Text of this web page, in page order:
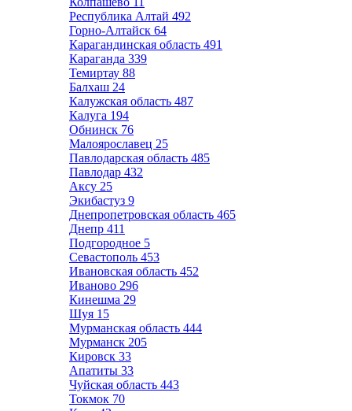
Республика Алтай 492
Горно-Алтайск 64
Карагандинская область 491
Караганда 339
Темиртау 88
Балхаш 24
Калужская область 487
Калуга 194
Обнинск 76
Малоярославец 25
Павлодарская область 485
Павлодар 432
Аксу 25
Экибастуз 9
Днепропетровская область 465
Днепр 411
Подгородное 5
Севастополь 453
Ивановская область 452
Иваново 296
Кинешма 29
Шуя 15
Мурманская область 444
Мурманск 205
Кировск 33
Апатиты 33
Чуйская область 443
Токмок 70